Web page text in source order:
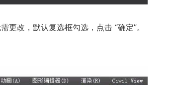
改，默认复选框勾选，点击 “确定”。